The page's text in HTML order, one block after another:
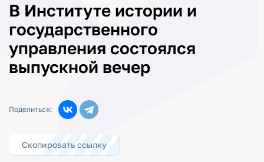
В Институте истории и
государственного
управления состоялся
выпускной вечер
Поделиться:
Скопировать ссылку